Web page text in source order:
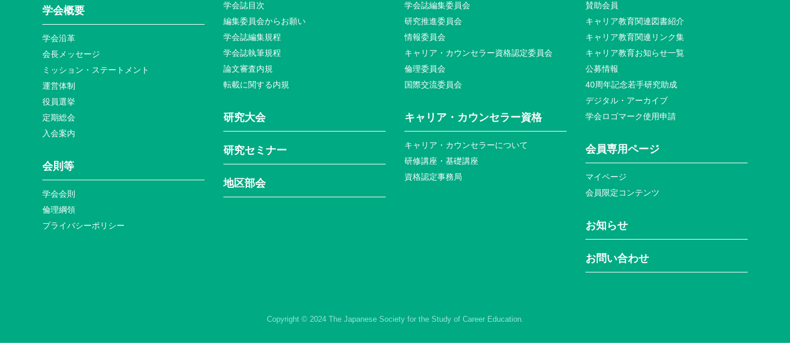
学会概要
学会沿革
会長メッセージ
ミッション・ステートメント
運営体制
役員選挙
定期総会
入会案内
会則等
学会会則
倫理綱領
プライバシーポリシー
学会誌目次
編集委員会からお願い
学会誌編集規程
学会誌執筆規程
論文審査内規
転載に関する内規
研究大会
研究セミナー
地区部会
学会誌編集委員会
研究推進委員会
情報委員会
キャリア・カウンセラー資格認定委員会
倫理委員会
国際交流委員会
キャリア・カウンセラー資格
キャリア・カウンセラーについて
研修講座・基礎講座
資格認定事務局
賛助会員
キャリア教育関連図書紹介
キャリア教育関連リンク集
キャリア教育お知らせ⼀覧
公募情報
40周年記念若⼿研究助成
デジタル・アーカイブ
学会ロゴマーク使⽤申請
会員専⽤ページ
マイページ
会員限定コンテンツ
お知らせ
お問い合わせ
Copyright © 2024 The Japanese Society for the Study of Career Education.